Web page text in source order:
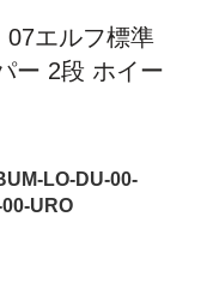
07エルフ標準
ー 2段 ホイー
LO-DU-00-
URO